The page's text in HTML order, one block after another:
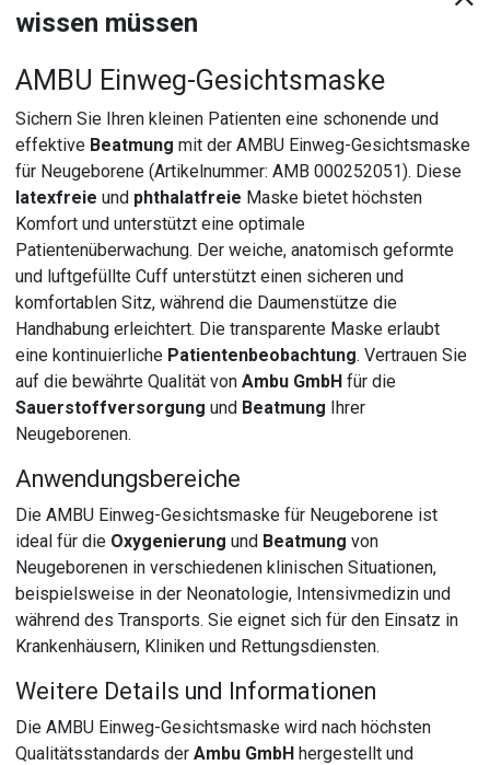
wissen müssen
AMBU Einweg-Gesichtsmaske
Sichern Sie Ihren kleinen Patienten eine schonende und
effektive Beatmung mit der AMBU Einweg-Gesichtsmaske
für Neugeborene (Artikelnummer: AMB 000252051). Diese
latexfreie und phthalatfreie Maske bietet höchsten
Komfort und unterstützt eine optimale
Patientenüberwachung. Der weiche, anatomisch geformte
und luftgefüllte Cuff unterstützt einen sicheren und
komfortablen Sitz, während die Daumenstütze die
Handhabung erleichtert. Die transparente Maske erlaubt
eine kontinuierliche Patientenbeobachtung. Vertrauen Sie
auf die bewährte Qualität vonAmbu GmbH für die
Sauerstoffversorgung und Beatmung Ihrer
Neugeborenen.
Anwendungsbereiche
Die AMBU Einweg-Gesichtsmaske für Neugeborene ist
ideal für die Oxygenierung und Beatmung von
Neugeborenen in verschiedenen klinischen Situationen,
beispielsweise in der Neonatologie, Intensivmedizin und
während des Transports. Sie eignet sich für den Einsatz in
Krankenhäusern, Kliniken und Rettungsdiensten.
Weitere Details und Informationen
Die AMBU Einweg-Gesichtsmaske wird nach höchsten
Qualitätsstandards derAmbu GmbH hergestellt und